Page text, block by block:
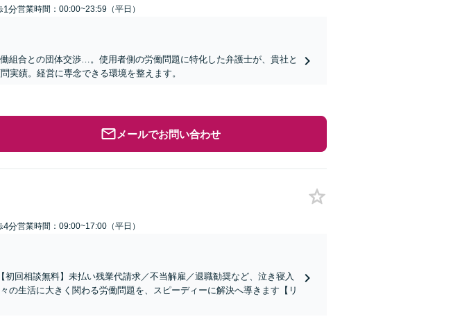
1分営業時間：00:00~23:59（平日）
組合との団体交渉…。使用者側の労働問題に特化した弁護士が、貴社と
実績。経営に専念できる環境を整えます。
メールでお問い合わせ
4分営業時間：09:00~17:00（平日）
初回相談無料】未払い残業代請求／不当解雇／退職勧奨など、泣き寝入
の生活に大きく関わる労働問題を、スピーディーに解決へ導きます【リ